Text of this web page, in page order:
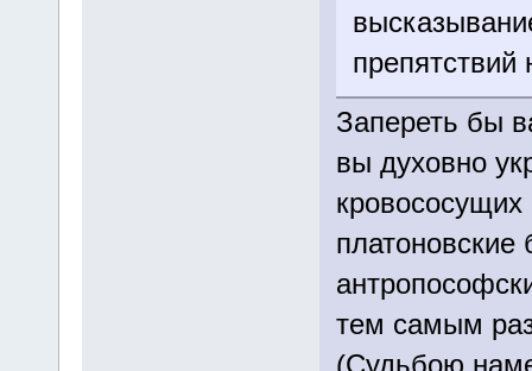
препятствий
Запереть бы
вы духовно
кровососущих
платоновские
тем самым
(Судьбою